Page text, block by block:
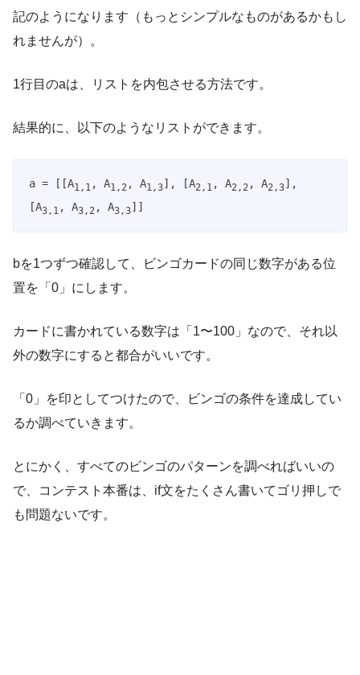
記のようになります（もっとシンプルなものがあるかもし
れませんが）。
1行目のaは、リストを内包させる方法です。
結果的に、以下のようなリストができます。
a = [[A1,1 , A1,2 , A1,3], [A2,1 , A2,2 , A2,3],
[A3,1 , A3,2 , A3,3]]
bを1つずつ確認して、ビンゴカードの同じ数字がある位
置を「0」にします。
カードに書かれている数字は「1〜100」なので、それ以
外の数字にすると都合がいいです。
「0」を印としてつけたので、ビンゴの条件を達成してい
るか調べていきます。
とにかく、すべてのビンゴのパターンを調べればいいの
で、コンテスト本番は、if文をたくさん書いてゴリ押しで
も問題ないです。